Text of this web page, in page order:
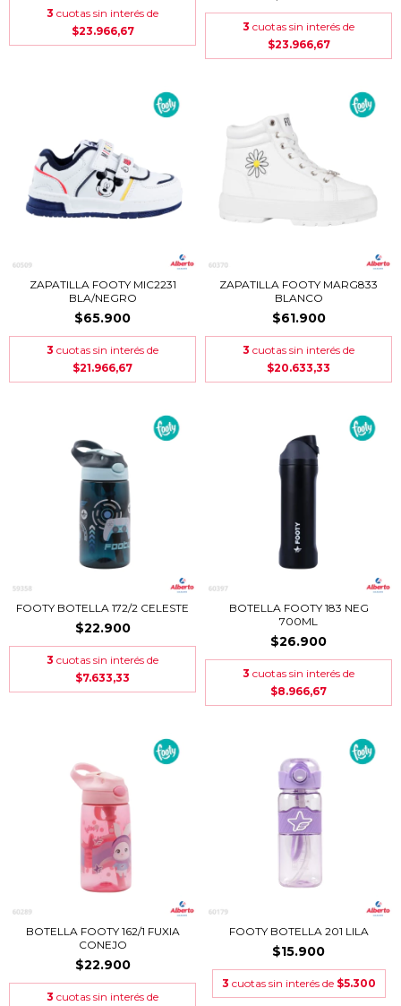
3 cuotas sin interés de
$23.966,67
3 cuotas sin interés de
$23.966,67
ZAPATILLA FOOTY MIC2231
BLA/NEGRO
$65.900
3 cuotas sin interés de
$21.966,67
ZAPATILLA FOOTY MARG833
BLANCO
$61.900
3 cuotas sin interés de
$20.633,33
FOOTY BOTELLA 172/2 CELESTE
$22.900
3 cuotas sin interés de
$7.633,33
BOTELLA FOOTY 183 NEG
700ML
$26.900
3 cuotas sin interés de
$8.966,67
BOTELLA FOOTY 162/1 FUXIA
CONEJO
$22.900
3 cuotas sin interés de
FOOTY BOTELLA 201 LILA
$15.900
3 cuotas sin interés de $5.300